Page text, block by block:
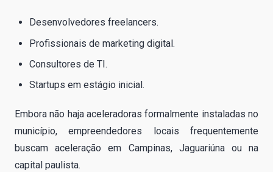
Desenvolvedores freelancers.
Profissionais de marketing digital.
Consultores de TI.
Startups em estágio inicial.
Embora não haja aceleradoras formalmente instaladas no
município, empreendedores locais frequentemente
buscam aceleração em Campinas, Jaguariúna ou na
capital paulista.